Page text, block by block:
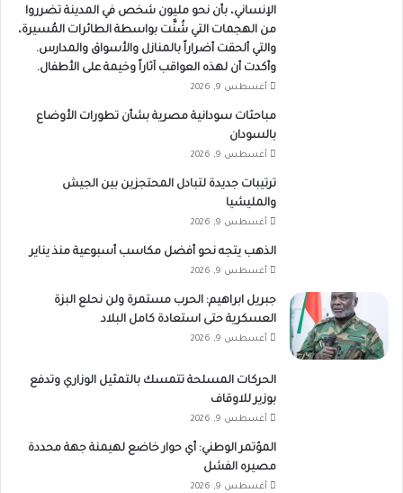
الإنساني، بأن نحو مليون شخص في المدينة تضرروا
من الهجمات التي شُنَّت بواسطة الطائرات المُسيرة،
والتي ألحقت أضراراً بالمنازل والأسواق والمدارس.
وأكدت أن لهذه العواقب آثاراً وخيمة على الأطفال.
أغسطس 9, 2026
مباحثات سودانية مصرية بشأن تطورات الأوضاع
بالسودان
أغسطس 9, 2026
ترتيبات جديدة لتبادل المحتجزين بين الجيش
والمليشيا
أغسطس 9, 2026
الذهب يتجه نحو أفضل مكاسب أسبوعية منذ يناير
أغسطس 9, 2026
جبريل ابراهيم: الحرب مستمرة ولن نحلع البزة
العسكرية حتى استعادة كامل البلاد
أغسطس 9, 2026
الحركات المسلحة تتمسك بالتمثيل الوزاري وتدفع
بوزير للاوقاف
أغسطس 9, 2026
المؤتمر الوطني: أي حوار خاضع لهيمنة جهة محددة
مصيره الفشل
أغسطس 9, 2026